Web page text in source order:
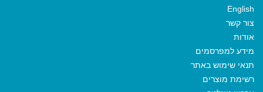
English
צור קשר
אודות
מידע למפרסמים
תנאי שימוש באתר
רשימת מוצרים